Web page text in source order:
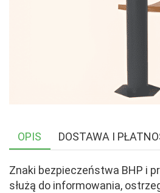
OPIS DOSTAWA I
Znaki bezpieczeństwa BHP i
służą do informowania,